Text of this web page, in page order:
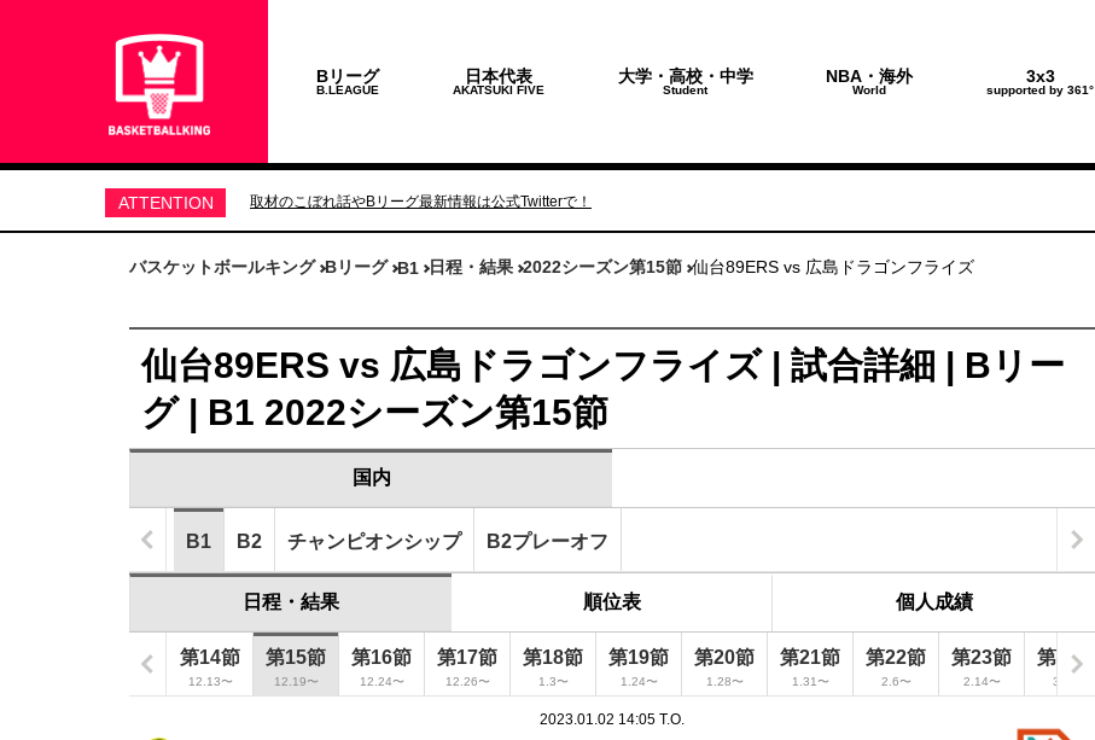
Bリーグ
B.LEAGUE
日本代表
AKATSUKI FIVE
大学・高校・中学
Student
NBA・海外
World
3x3
supported by 361°
ATTENTION 取材のこぼれ話やBリーグ最新情報は公式Twitterで！
バスケットボールキング Bリーグ B1 日程・結果 2022シーズン第15節 仙台89ERS vs 広島ドラゴンフライズ
仙台89ERS vs 広島ドラゴンフライズ | 試合詳細 | Bリー
グ | B1 2022シーズン第15節
国内
B1 B2 チャンピオンシップ B2プレーオフ
日程・結果 順位表 個人成績
第13節 第14節
12.13〜
第15節
12.19〜
第16節
12.24〜
第17節
12.26〜
第18節
1.3〜
第19節
1.24〜
第20節
1.28〜
第21節
1.31〜
第22節
2.6〜
第23節
2.14〜
第24節
3.7〜
2023.01.02 14:05 T.O.